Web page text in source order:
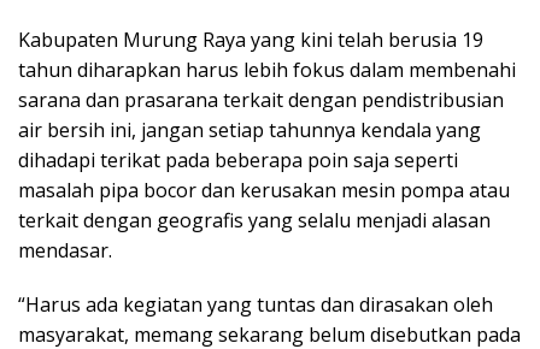
Kabupaten Murung Raya yang kini telah berusia 19
tahun diharapkan harus lebih fokus dalam membenahi
sarana dan prasarana terkait dengan pendistribusian
air bersih ini, jangan setiap tahunnya kendala yang
dihadapi terikat pada beberapa poin saja seperti
masalah pipa bocor dan kerusakan mesin pompa atau
terkait dengan geografis yang selalu menjadi alasan
mendasar.
“Harus ada kegiatan yang tuntas dan dirasakan oleh
masyarakat, memang sekarang belum disebutkan pada